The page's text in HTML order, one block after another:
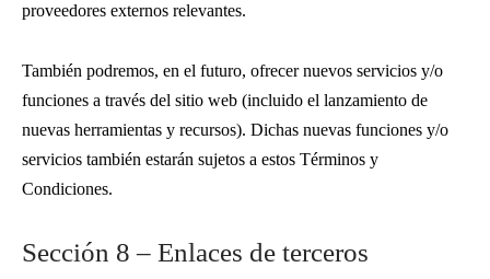
proveedores externos relevantes.
También podremos, en el futuro, ofrecer nuevos servicios y/o
funciones a través del sitio web (incluido el lanzamiento de
nuevas herramientas y recursos). Dichas nuevas funciones y/o
servicios también estarán sujetos a estos Términos y
Condiciones.
Sección 8 – Enlaces de terceros